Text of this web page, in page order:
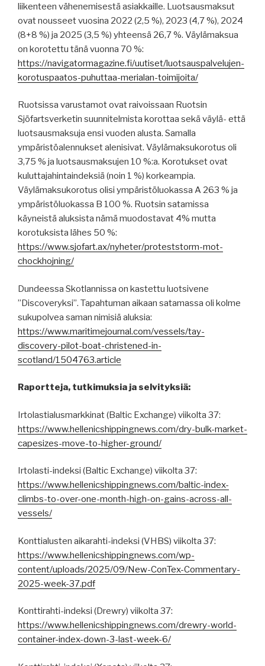
liikenteen vähenemisestä asiakkaille. Luotsausmaksut
ovat nousseet vuosina 2022 (2,5 %), 2023 (4,7 %), 2024
(8+8 %) ja 2025 (3,5 %) yhteensä 26,7 %. Väylämaksua
on korotettu tänä vuonna 70 %:
https://navigatormagazine.fi/uutiset/luotsauspalvelujen-
korotuspaatos-puhuttaa-merialan-toimijoita/
Ruotsissa varustamot ovat raivoissaan Ruotsin
Sjöfartsverketin suunnitelmista korottaa sekä väylä- että
luotsausmaksuja ensi vuoden alusta. Samalla
ympäristöalennukset alenisivat. Väylämaksukorotus oli
3,75 % ja luotsausmaksujen 10 %:a. Korotukset ovat
kuluttajahintaindeksiä (noin 1 %) korkeampia.
Väylämaksukorotus olisi ympäristöluokassa A 263 % ja
ympäristöluokassa B 100 %. Ruotsin satamissa
käyneistä aluksista nämä muodostavat 4% mutta
korotuksista lähes 50 %:
https://www.sjofart.ax/nyheter/proteststorm-mot-
chockhojning/
Dundeessa Skotlannissa on kastettu luotsivene
”Discoveryksi”. Tapahtuman aikaan satamassa oli kolme
sukupolvea saman nimisiä aluksia:
https://www.maritimejournal.com/vessels/tay-
discovery-pilot-boat-christened-in-
scotland/1504763.article
Raportteja, tutkimuksia ja selvityksiä:
Irtolastialusmarkkinat (Baltic Exchange) viikolta 37:
https://www.hellenicshippingnews.com/dry-bulk-market-
capesizes-move-to-higher-ground/
Irtolasti-indeksi (Baltic Exchange) viikolta 37:
https://www.hellenicshippingnews.com/baltic-index-
climbs-to-over-one-month-high-on-gains-across-all-
vessels/
Konttialusten aikarahti-indeksi (VHBS) viikolta 37:
https://www.hellenicshippingnews.com/wp-
content/uploads/2025/09/New-ConTex-Commentary-
2025-week-37.pdf
Konttirahti-indeksi (Drewry) viikolta 37:
https://www.hellenicshippingnews.com/drewry-world-
container-index-down-3-last-week-6/